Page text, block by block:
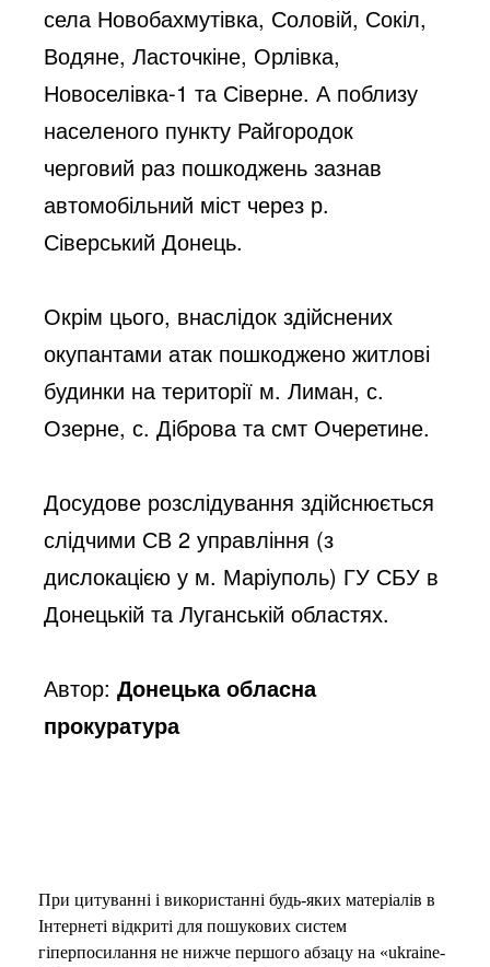
села Новобахмутівка, Соловій, Сокіл,
Водяне, Ласточкіне, Орлівка,
Новоселівка-1 та Сіверне. А поблизу
населеного пункту Райгородок
черговий раз пошкоджень зазнав
автомобільний міст через р.
Сіверський Донець.
Окрім цього, внаслідок здійснених
окупантами атак пошкоджено житлові
будинки на території м. Лиман, с.
Озерне, с. Діброва та смт Очеретине.
Досудове розслідування здійснюється
слідчими СВ 2 управління (з
дислокацією у м. Маріуполь) ГУ СБУ в
Донецькій та Луганській областях.
Автор:Донецька обласна
прокуратура
При цитуванні і використанні будь-яких матеріалів в
Інтернеті відкриті для пошукових систем
гіперпосилання не нижче першого абзацу на «ukraine-